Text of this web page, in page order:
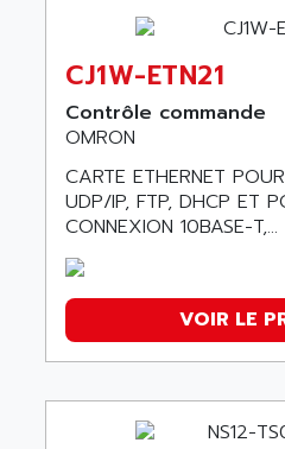
CJ1W-ETN21
Contrôle commande
OMRON
CARTE ETHERNET
UDP/IP, FTP, DHCP ET
CONNEXION 10BASE-T,...
VOIR LE